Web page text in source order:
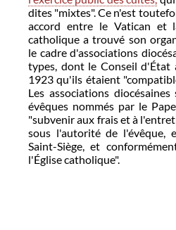
dites "mixtes". Ce n'est
accord entre le Vatican et
catholique a trouvé son
le cadre d'associations
types, dont le Conseil d'État
1923 qu'ils étaient
Les associations
évêques nommés par le
"subvenir aux frais et à
sous l'autorité de l'évêque,
Saint-Siège, et
l'Église catholique".